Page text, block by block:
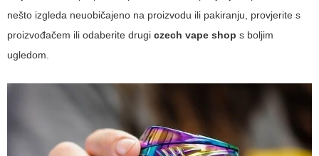
nešto izgleda neuobičajeno na proizvodu ili pakiranju, provjerite s
proizvođačem ili odaberite drugi czech vape shop s boljim
ugledom.